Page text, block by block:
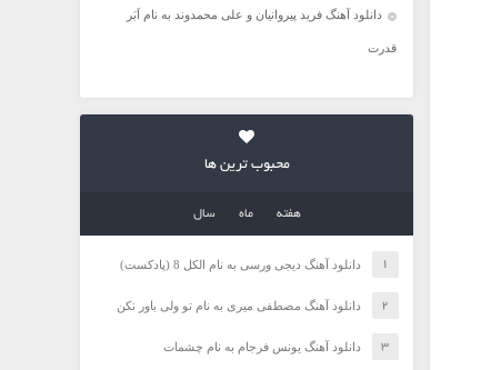
دانلود آهنگ فرید پیروانیان و علی محمدوند به نام اَبَر
قدرت
محبوب ترین ها
هفته ماه سال
دانلود آهنگ دیجی ورسی به نام الکل 8 (پادکست)
دانلود آهنگ مصطفی میری به نام تو ولی باور نکن
دانلود آهنگ یونس فرجام به نام چشمات